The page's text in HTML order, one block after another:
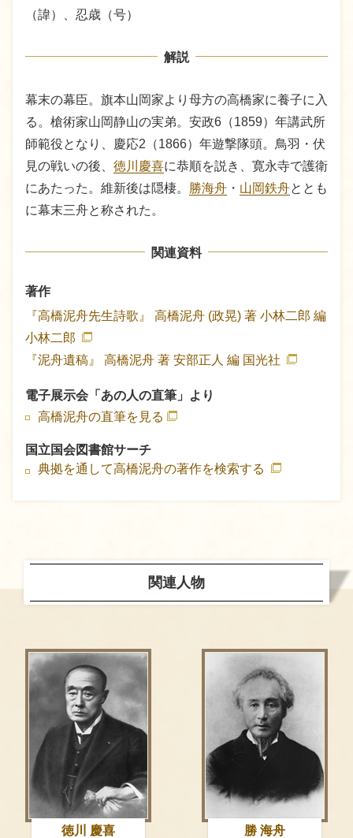
（諱）、忍歳（号）
解説
幕末の幕臣。旗本山岡家より母方の高橋家に養子に入
る。槍術家山岡静山の実弟。安政6（1859）年講武所
師範役となり、慶応2（1866）年遊撃隊頭。鳥羽・伏
見の戦いの後、 徳川慶喜に恭順を説き、寛永寺で護衛
にあたった。維新後は隠棲。 勝海舟 ・ 山岡鉄舟ととも
に幕末三舟と称された。
関連資料
著作
『高橋泥舟先生詩歌』
高橋泥舟 (政晃) 著 小林二郎 編
小林二郎
『泥舟遺稿』
高橋泥舟 著 安部正人 編 国光社
電子展示会「あの人の直筆」より
高橋泥舟の直筆を見る
国立国会図書館サーチ
典拠を通して高橋泥舟の著作を検索する
関連人物
徳川 慶喜 勝 海舟